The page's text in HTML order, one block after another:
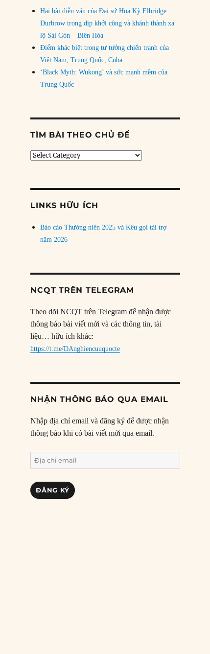
Hai bài diễn văn của Đại sứ Hoa Kỳ Elbridge
Durbrow trong dịp khởi công và khánh thành xa
lộ Sài Gòn – Biên Hòa
Điểm khác biệt trong tư tưởng chiến tranh của
Việt Nam, Trung Quốc, Cuba
‘Black Myth: Wukong’ và sức mạnh mềm của
Trung Quốc
TÌM BÀI THEO CHỦ ĐỀ
Tìm
LINKS HỮU ÍCH
Báo cáo Thường niên 2025 và Kêu gọi tài trợ
năm 2026
NCQT TRÊN TELEGRAM
Theo dõi NCQT trên Telegram để nhận được
thông báo bài viết mới và các thông tin, tài
liệu… hữu ích khác:
https://t.me/DAnghiencuuquocte
NHẬN THÔNG BÁO QUA EMAIL
Nhập địa chỉ email và đăng ký để được nhận
thông báo khi có bài viết mới qua email.
Địa
chỉ
email
ĐĂNG KÝ